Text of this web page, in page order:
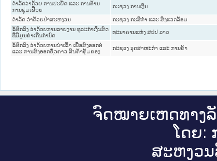
ດໍາລັດວ່າດ້ວຍ ການປະຢັດ ແລະ ການຕ້ານ
ການຟູມເຟືອຍ
ກະຊວງ ການເງິນ
ດຳລັດ ວ່າດ້ວຍປ່າສະຫງວນ
ກະຊວງ ກະສິກຳ ແລະ ສິ່ງແວດລ້ອມ
ຂໍ້ຕົກລົງ ວ່າດ້ວຍການລາຍງານ ທຸລະກຳເງິນສົດ
ທີ່ມີມູນຄ່າເກີນກຳນົດ
ທະນາຄານແຫ່ງ ສປປ ລາວ
ຂໍ້ຕົກລົງ ວ່າດ້ວຍການນຳເຂົ້າ ເພື່ອສົ່ງອອກຕໍ່
ແລະ ການສົ່ງອອກຊົ່ວຄາວ ສິນຄ້າຄຸ້ມຄອງ
ກະຊວງ ອຸດສາຫະກຳ ແລະ ການຄ້າ
ຈົດ​ໝາຍ​ເຫດ​ທາງ​
ໂດຍ:
ສະ​ຫງວນ​